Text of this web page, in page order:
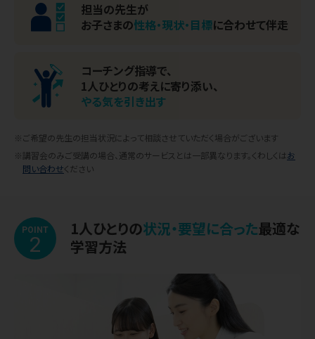
担当の先生が
お子さまの性格・現状・目標に合わせて伴走
コーチング指導で、
1人ひとりの考えに寄り添い、
やる気を引き出す
※ご希望の先生の担当状況によって相談させていただく場合がございます
※講習会のみご受講の場合、通常のサービスとは一部異なります。くわしくはお
問い合わせください
POINT
2
1人ひとりの状況・要望に合った最適な
学習方法